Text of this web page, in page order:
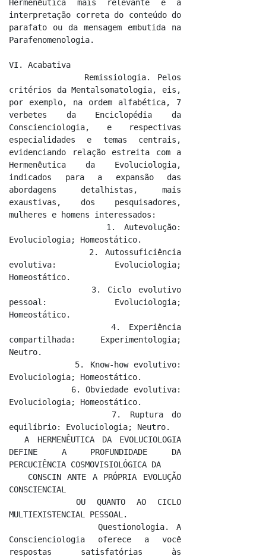
Hermenêutica mais relevante é a
interpretação correta do conteúdo do
parafato ou da mensagem embutida na
Parafenomenologia.
VI. Acabativa
critérios da Mentalsomatologia, eis,
por exemplo, na ordem alfabética, 7
verbetes da Enciclopédia da
Conscienciologia, e respectivas
especialidades e temas centrais,
evidenciando relação estreita com a
Hermenêutica da Evoluciologia,
indicados para a expansão das
abordagens detalhistas, mais
exaustivas, dos pesquisadores,
mulheres e homens interessados:
Evoluciologia; Homeostático.
evolutiva: Evoluciologia;
Homeostático.
pessoal: Evoluciologia;
Homeostático.
compartilhada: Experimentologia;
Neutro.
Evoluciologia; Homeostático.
Evoluciologia; Homeostático.
equilíbrio: Evoluciologia; Neutro.
  A HERMENÊUTICA DA EVOLUCIOLOGIA
DEFINE A PROFUNDIDADE DA
PERCUCIÊNCIA COSMOVISIOLÓGICA DA
CONSCIENCIAL
      OU QUANTO AO CICLO
MULTIEXISTENCIAL PESSOAL.
Conscienciologia oferece a você
respostas satisfatórias às